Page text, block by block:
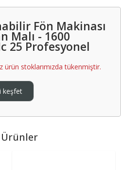
Fön Makinası
Malı - 1600
25 Profesyonel
ürün stoklarımızda tükenmiştir.
keşfet
Ürünler